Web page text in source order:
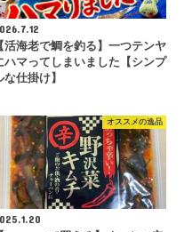
活海老で鯛を釣る】一つテンヤ
ハマってしまいました【シンプ
な仕掛け】
オススメの逸品